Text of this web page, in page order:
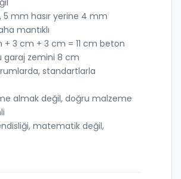
5 mm hasır yerine 4 mm
mantıklı
+ 3 cm + 3 cm = 11 cm beton
garaj zemini 8 cm
standartlarla
almak değil, doğru malzeme
matematik değil,